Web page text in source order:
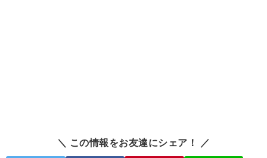
＼ この情報をお友達にシェア！ ／